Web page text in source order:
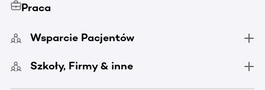
Praca
Wsparcie Pacjentów
Szkoły, Firmy & inne